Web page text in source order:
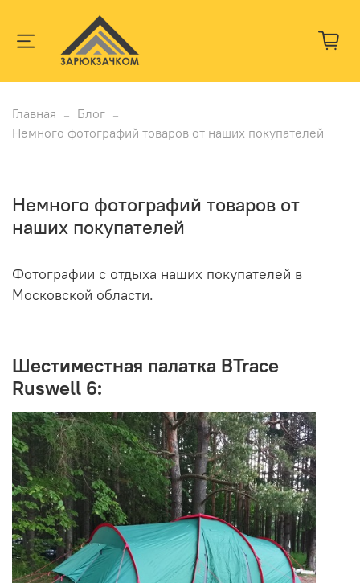
Главная
Блог
Немного фотографий товаров от наших покупателей
Немного фотографий товаров от
наших покупателей
Фотографии с отдыха наших покупателей в
Московской области.
Шестиместная палатка BTrace
Ruswell 6: